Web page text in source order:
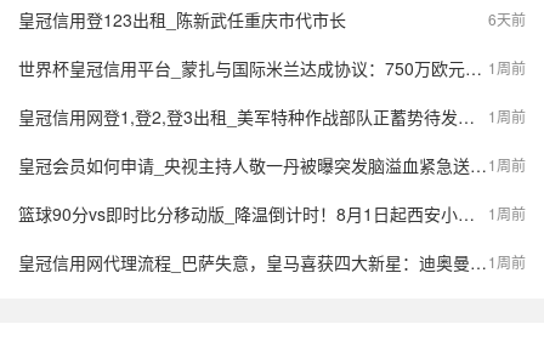
6天前
皇冠信用登123出租_陈新武任重庆市代市长
1周前
世界杯皇冠信用平台_蒙扎与国际米兰达成协议：750万欧元签下阿金桑米罗，10%二转分成成亮点
1周前
皇冠信用网登1,登2,登3出租_美军特种作战部队正蓄势待发，派数千美军入境伊朗，强行夺取9吨铀浓缩？
1周前
皇冠会员如何申请_央视主持人敬一丹被曝突发脑溢血紧急送医，最新公众号置顶评论回应：不信谣，不传谣
1周前
篮球90分vs即时比分移动版_降温倒计时！8月1日起西安小到中雨，陕西局地大到暴雨，气象预报→
1周前
皇冠信用网代理流程_巴萨失意，皇马喜获四大新星：迪奥曼德、B席、库库雷利亚与邓弗里斯的转会内幕